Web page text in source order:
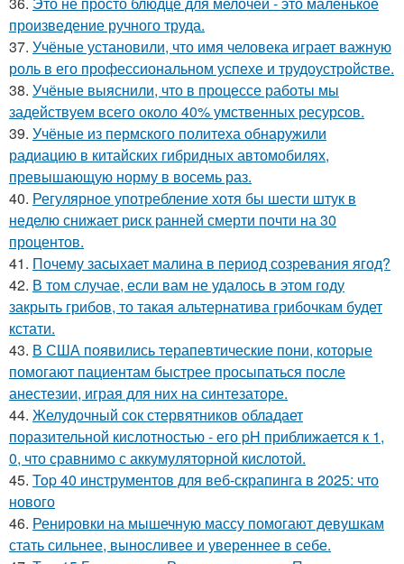
произведение ручного труда.
37. Учёные установили, что имя человека играет важную
роль в его профессиональном успехе и трудоустройстве.
38. Учёные выяснили, что в процессе работы мы
задействуем всего около 40% умственных ресурсов.
39. Учёные из пермского политеха обнаружили
радиацию в китайских гибридных автомобилях,
превышающую норму в восемь раз.
40. Регулярное употребление хотя бы шести штук в
неделю снижает риск ранней смерти почти на 30
процентов.
41. Почему засыхает малина в период созревания ягод?
42. В том случае, если вам не удалось в этом году
закрыть грибов, то такая альтернатива грибочкам будет
кстати.
43. В США появились терапевтические пони, которые
помогают пациентам быстрее просыпаться после
анестезии, играя для них на синтезаторе.
44. Желудочный сок стервятников обладает
поразительной кислотностью - его pH приближается к 1,
0, что сравнимо с аккумуляторной кислотой.
45. Top 40 инструментов для веб-скрапинга в 2025: что
нового
46. Ренировки на мышечную массу помогают девушкам
стать сильнее, выносливее и увереннее в себе.